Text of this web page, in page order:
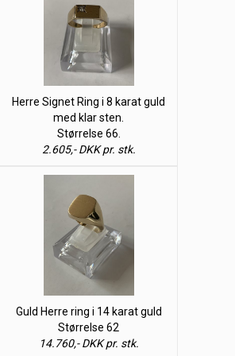
Herre Signet Ring i 8 karat guld
med klar sten.
Størrelse 66.
2.605,- DKK pr. stk.
Guld Herre ring i 14 karat guld
Størrelse 62
14.760,- DKK pr. stk.